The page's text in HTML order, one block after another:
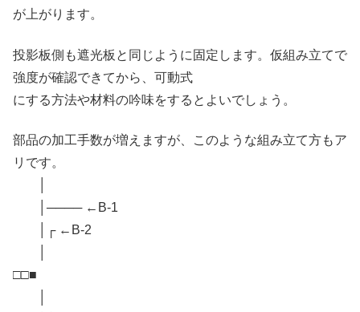
が上がります。
投影板側も遮光板と同じように固定します。仮組み立てで
強度が確認できてから、可動式
にする方法や材料の吟味をするとよいでしょう。
部品の加工手数が増えますが、このような組み立て方もア
リです。
│──── ←B-1
│┌ ←B-2
□□■